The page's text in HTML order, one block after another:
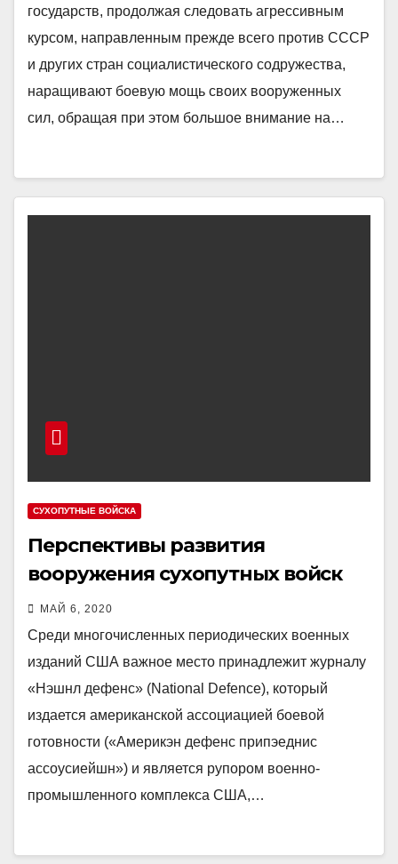
государств, продолжая следовать агрессивным
курсом, направленным прежде всего против СССР
и других стран социалистического содружества,
наращивают боевую мощь своих вооруженных
сил, обращая при этом большое внимание на…
СУХОПУТНЫЕ ВОЙСКА
Перспективы развития
вооружения сухопутных войск
США
МАЙ 6, 2020
Среди многочисленных периодических военных
изданий США важное место принадлежит журналу
«Нэшнл дефенс» (National Defence), который
издается американской ассоциацией боевой
готовности («Америкэн дефенс припэеднис
ассоусиейшн») и является рупором военно-
промышленного комплекса США,…